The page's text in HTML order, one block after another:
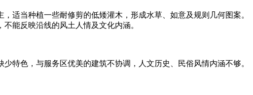
当种植一些耐修剪的低矮灌木，形成水草、如意及规则几何图案。
能反映沿线的风土人情及文化内涵。
色，与服务区优美的建筑不协调，人文历史、民俗风情内涵不够。